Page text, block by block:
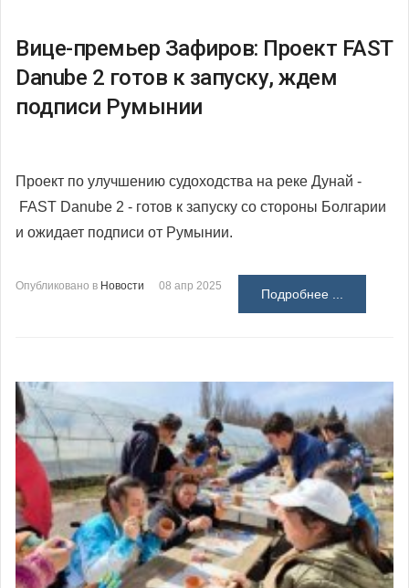
Вице-премьер Зафиров: Проект FAST
Danube 2 готов к запуску, ждем
подписи Румынии
Проект по улучшению судоходства на реке Дунай -
FAST Danube 2 - готов к запуску со стороны Болгарии
и ожидает подписи от Румынии.
Опубликовано в Новости 08 апр 2025
Подробнее ...